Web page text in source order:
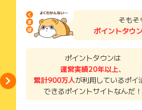
の場合には、ポイント獲得対象とはなり
ださい。
（＝2ヶ月先の宿泊完了(チェックアウト
象となります。）
例：4月中の予約は6月の末日までのチ
(5）海外ホテルの予約が獲得対象となる
ります。
【東アジア】中国(※)・台湾・韓国・香
【東南アジア】インドネシア(※)・シン
了などのメールは、ポイント獲得するま
獲得待ち・獲得失敗の状態でお問い合わ
メールを送っていただく場合がございま
そのため、紛失・破棄された場合は対応
ご注意ください。
(※) SafariやChromeなどwebサイトを表
料になるのがポイントです。
そもそ
ポイントタウン
ポイントタウンは
運営実績20年以上、
累計900万人が利用しているポイ
できるポイントサイトなんだ！